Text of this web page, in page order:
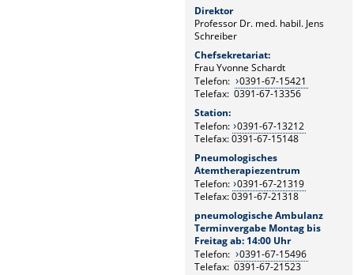
Direktor
Professor Dr. med. habil. Jens
Schreiber
Chefsekretariat:
Frau Yvonne Schardt
Telefon:
0391-67-15421
Telefax: 0391-67-13356
Station:
Telefon: 0391-67-13212
Telefax: 0391-67-15148
Pneumologisches
Atemtherapiezentrum
Telefon: 0391-67-21319
Telefax: 0391-67-21318
pneumologische Ambulanz
Terminvergabe Montag bis
Freitag ab: 14:00 Uhr
Telefon:
0391-67-15496
Telefax: 0391-67-21523